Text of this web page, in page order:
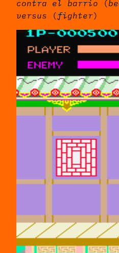
contra el barrio (
versus
(fighter)